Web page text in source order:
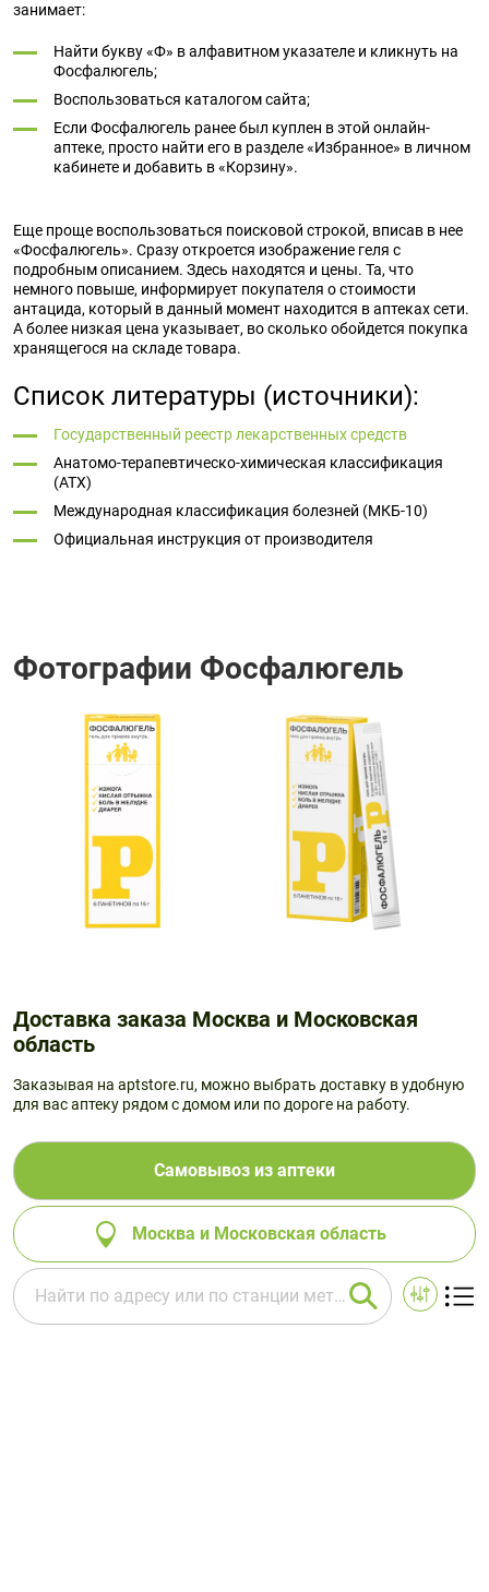
занимает:
Найти букву «Ф» в алфавитном указателе и кликнуть на
Фосфалюгель;
Воспользоваться каталогом сайта;
Если Фосфалюгель ранее был куплен в этой онлайн-
аптеке, просто найти его в разделе «Избранное» в личном
кабинете и добавить в «Корзину».
Еще проще воспользоваться поисковой строкой, вписав в нее
«Фосфалюгель». Сразу откроется изображение геля с
подробным описанием. Здесь находятся и цены. Та, что
немного повыше, информирует покупателя о стоимости
антацида, который в данный момент находится в аптеках сети.
А более низкая цена указывает, во сколько обойдется покупка
хранящегося на складе товара.
Список литературы (источники):
Государственный реестр лекарственных средств
Анатомо-терапевтическо-химическая классификация
(ATX)
Международная классификация болезней (МКБ-10)
Официальная инструкция от производителя
Фотографии Фосфалюгель
Доставка заказа Москва и Московская
область
Заказывая на aptstore.ru, можно выбрать доставку в удобную
для вас аптеку рядом с домом или по дороге на работу.
Самовывоз из аптеки
Москва и Московская область